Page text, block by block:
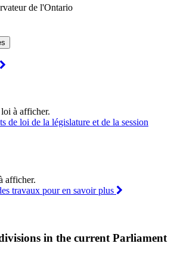
de l'Ontario
à afficher.
de loi de la législature et de la session
afficher.
travaux pour en savoir plus
in the current Parliament